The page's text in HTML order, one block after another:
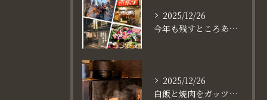
2025/12/26
今年も残すところあと、6日。
2025/12/26
白飯と焼肉をガッツり食べたいなら